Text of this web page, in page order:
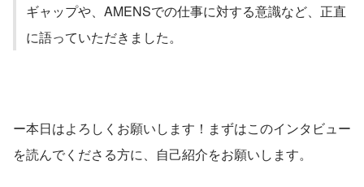
ギャップや、AMENSでの仕事に対する意識など、正直
に語っていただきました。
ー本日はよろしくお願いします！まずはこのインタビュー
を読んでくださる方に、自己紹介をお願いします。